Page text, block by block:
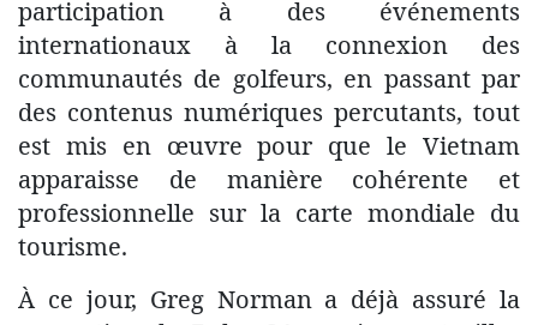
participation à des événements
internationaux à la connexion des
communautés de golfeurs, en passant par
des contenus numériques percutants, tout
est mis en œuvre pour que le Vietnam
apparaisse de manière cohérente et
professionnelle sur la carte mondiale du
tourisme.
À ce jour, Greg Norman a déjà assuré la